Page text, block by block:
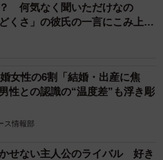
何気なく聞いただけなの
さ」の彼氏の一言にこみ上げ
】
女性の6割「結婚・出産に焦
性との認識の“温度差”も浮き彫
ス情報部
せない主人公のライバル 好き